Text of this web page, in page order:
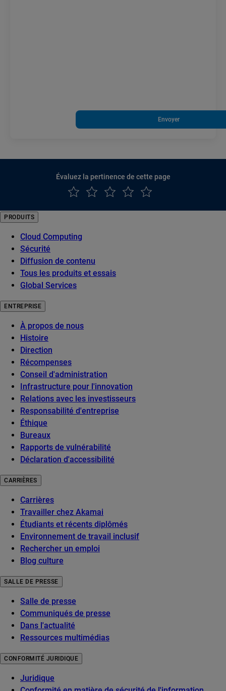
Envoyer
Évaluez la pertinence de cette page
PRODUITS
Cloud Computing
Sécurité
Diffusion de contenu
Tous les produits et essais
Global Services
ENTREPRISE
À propos de nous
Histoire
Direction
Récompenses
Conseil d'administration
Infrastructure pour l'innovation
Relations avec les investisseurs
Responsabilité d'entreprise
Éthique
Bureaux
Rapports de vulnérabilité
Déclaration d'accessibilité
CARRIÈRES
Carrières
Travailler chez Akamai
Étudiants et récents diplômés
Environnement de travail inclusif
Rechercher un emploi
Blog culture
SALLE DE PRESSE
Salle de presse
Communiqués de presse
Dans l'actualité
Ressources multimédias
CONFORMITÉ JURIDIQUE
Juridique